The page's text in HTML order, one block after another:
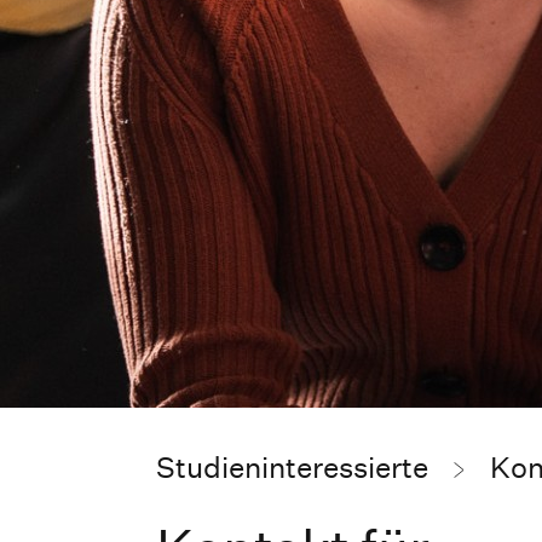
Studieninteressierte